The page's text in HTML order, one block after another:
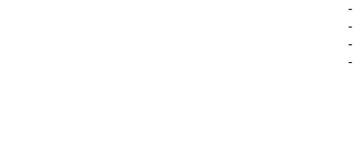
-
-
-
-